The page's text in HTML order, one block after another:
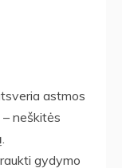
astmos
neškitės
gydymo